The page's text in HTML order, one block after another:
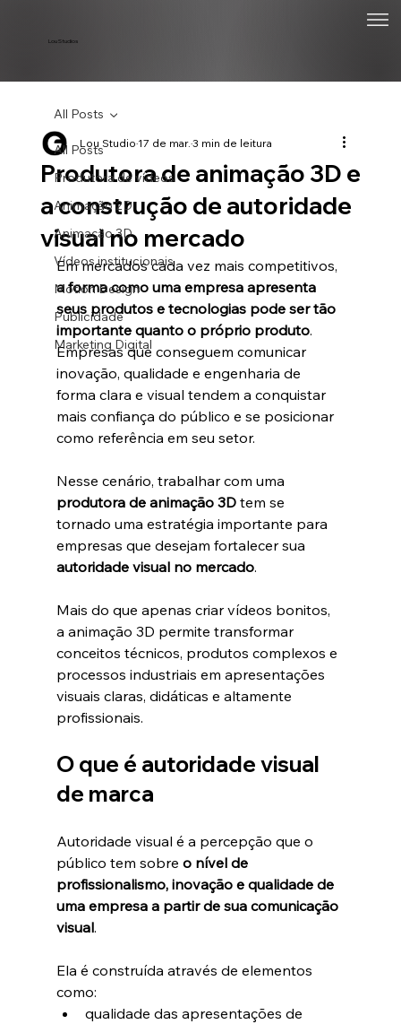
Lou Studios
All Posts
Produtora de vídeos
Animação 2D
Animação 3D
Vídeos institucionais
Motion Design
Publicidade
Marketing Digital
All Posts
Produtora de animação 3D e
a construção de autoridade
visual no mercado
Lou Studio17 de mar.3 min de leitura
Em mercados cada vez mais competitivos,
a forma como uma empresa apresenta
seus produtos e tecnologias pode ser tão
importante quanto o próprio produto.
Empresas que conseguem comunicar
inovação, qualidade e engenharia de
forma clara e visual tendem a conquistar
mais confiança do público e se posicionar
como referência em seu setor.
Nesse cenário, trabalhar com uma
produtora de animação 3D tem se
tornado uma estratégia importante para
empresas que desejam fortalecer sua
autoridade visual no mercado.
Mais do que apenas criar vídeos bonitos,
a animação 3D permite transformar
conceitos técnicos, produtos complexos e
processos industriais em apresentações
visuais claras, didáticas e altamente
profissionais.
O que é autoridade visual
de marca
Autoridade visual é a percepção que o
público tem sobre o nível de
profissionalismo, inovação e qualidade de
uma empresa a partir de sua comunicação
visual.
Ela é construída através de elementos
como:
qualidade das apresentações de